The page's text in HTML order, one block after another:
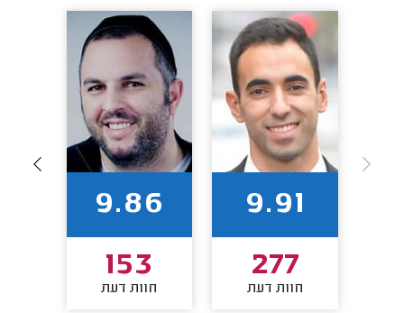
9.91
277
חוות דעת
9.86
153
חוות דעת